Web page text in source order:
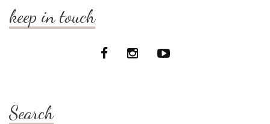
keep in touch
Search